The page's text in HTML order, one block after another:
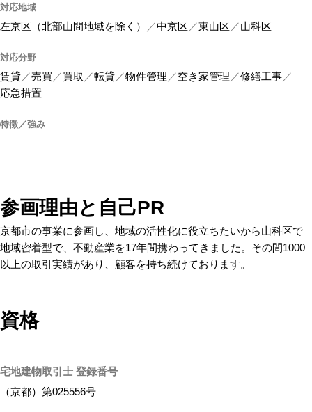
対応地域
左京区（北部山間地域を除く） 中京区 東山区 山科区
対応分野
賃貸 売買 買取 転貸 物件管理 空き家管理
修繕工事
応急措置
特徴／強み
参画理由と自己PR
京都市の事業に参画し、地域の活性化に役立ちたいから山科区で
地域密着型で、不動産業を17年間携わってきました。その間1000
以上の取引実績があり、顧客を持ち続けております。
資格
宅地建物取引士 登録番号
（京都）第025556号